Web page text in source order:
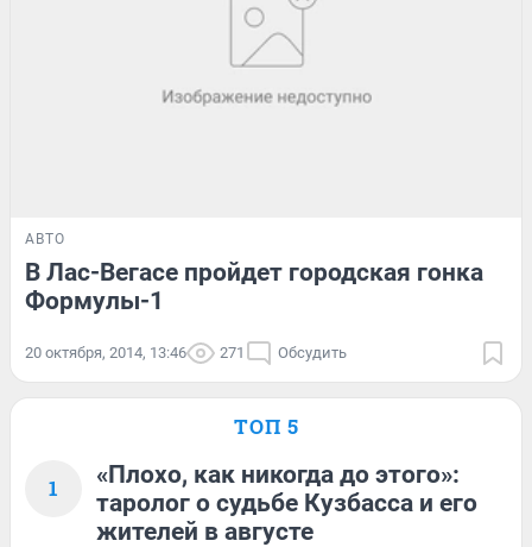
АВТО
В Лас-Вегасе пройдет городская гонка
Формулы-1
20 октября, 2014, 13:46 271 Обсудить
ТОП 5
1
«Плохо, как никогда до этого»:
таролог о судьбе Кузбасса и его
жителей в августе